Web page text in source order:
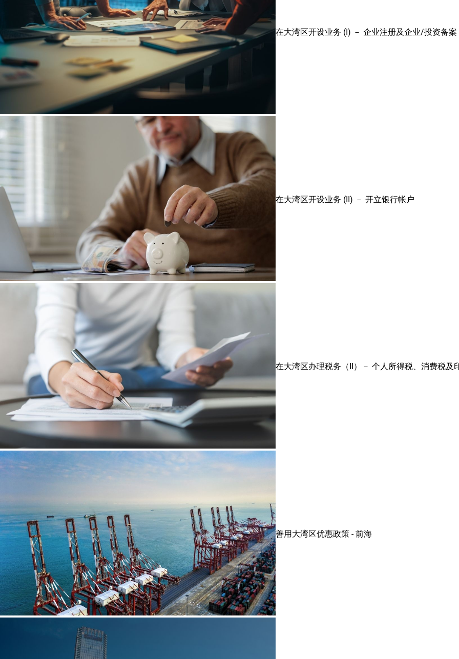
在大湾区开设业务 (I) － 企业注册及企业/投资备案
在大湾区开设业务 (II) － 开立银行帐户
在大湾区办理税务（II）－ 个人所得税、消费税及
善用大湾区优惠政策 - 前海